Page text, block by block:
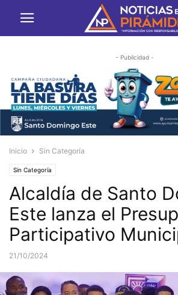
- Publicidad -
Inicio Sin Categoría
Sin Categoría
Alcaldía de Santo
Este lanza el
Participativo
21/10/2024